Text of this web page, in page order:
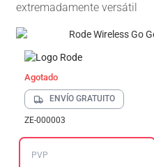
extremadamente versátil
Agotado
ENVÍO GRATUITO
ZE-000003
PVP